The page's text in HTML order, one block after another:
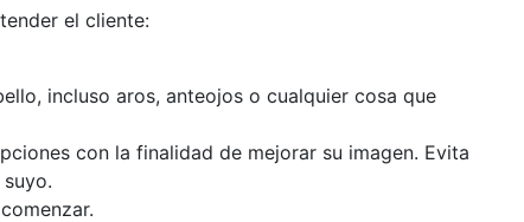
el cliente:
incluso aros, anteojos o cualquier cosa que
con la finalidad de mejorar su imagen. Evita